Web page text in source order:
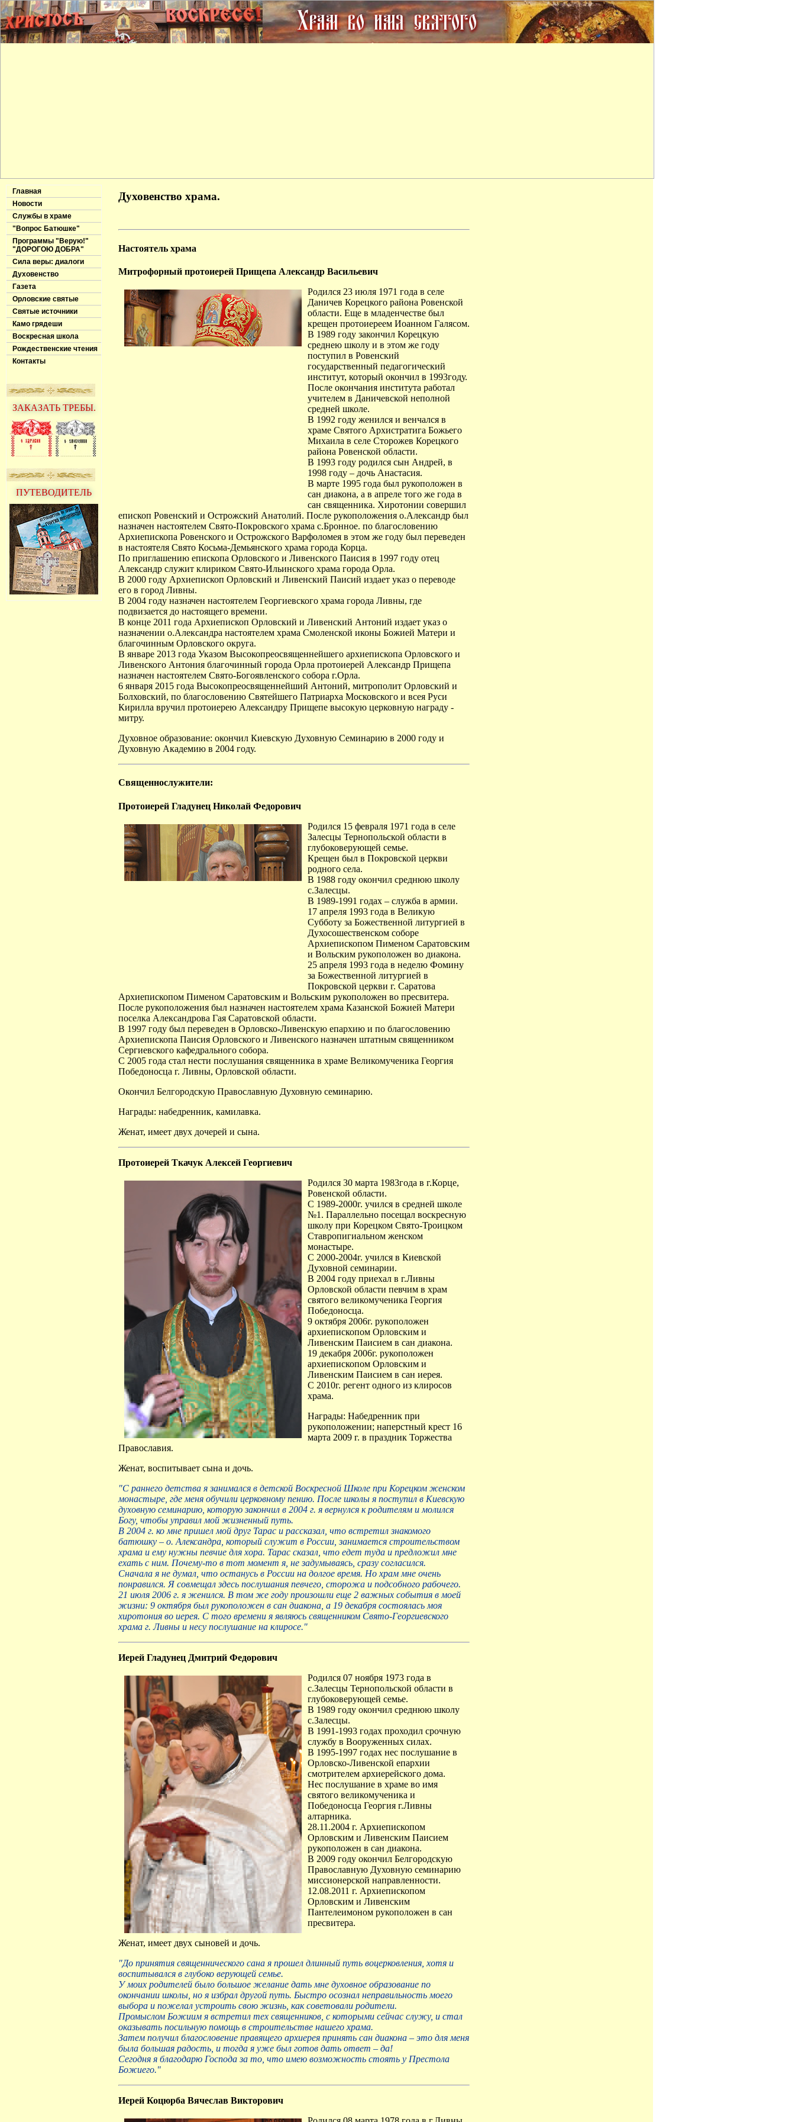
Главная
Новости
Службы в храме
"Вопрос Батюшке"
Программы "Верую!"
"ДОРОГОЮ ДОБРА"
Сила веры: диалоги
Духовенство
Газета
Орловские святые
Святые источники
Камо грядеши
Воскресная школа
Рождественские чтения
Контакты
ЗАКАЗАТЬ ТРЕБЫ.
ПУТЕВОДИТЕЛЬ
Духовенство храма.
Настоятель храма
Митрофорный протоиерей Прищепа Александр Васильевич
Родился 23 июля 1971 года в селе
Даничев Корецкого района Ровенской
области. Еще в младенчестве был
крещен протоиереем Иоанном Галясом.
В 1989 году закончил Корецкую
среднею школу и в этом же году
поступил в Ровенский
государственный педагогический
институт, который окончил в 1993году.
После окончания института работал
учителем в Даничевской неполной
средней школе.
В 1992 году женился и венчался в
храме Святого Архистратига Божьего
Михаила в селе Сторожев Корецкого
района Ровенской области.
В 1993 году родился сын Андрей, в
1998 году – дочь Анастасия.
В марте 1995 года был рукоположен в
сан диакона, а в апреле того же года в
сан священника. Хиротонии совершил
епископ Ровенский и Острожский Анатолий. После рукоположения о.Александр был
назначен настоятелем Свято-Покровского храма с.Бронное. по благословению
Архиепископа Ровенского и Острожского Варфоломея в этом же году был переведен
в настоятеля Свято Косьма-Демьянского храма города Корца.
По приглашению епископа Орловского и Ливенского Паисия в 1997 году отец
Александр служит клириком Свято-Ильинского храма города Орла.
В 2000 году Архиепископ Орловский и Ливенский Паисий издает указ о переводе
его в город Ливны.
В 2004 году назначен настоятелем Георгиевского храма города Ливны, где
подвизается до настоящего времени.
В конце 2011 года Архиепископ Орловский и Ливенский Антоний издает указ о
назначении о.Александра настоятелем храма Смоленской иконы Божией Матери и
благочинным Орловского округа.
В январе 2013 года Указом Высокопреосвященнейшего архиепископа Орловского и
Ливенского Антония благочинный города Орла протоиерей Александр Прищепа
назначен настоятелем Свято-Богоявленского собора г.Орла.
6 января 2015 года Высокопреосвященнейший Антоний, митрополит Орловский и
Болховский, по благословению Святейшего Патриарха Московского и всея Руси
Кирилла вручил протоиерею Александру Прищепе высокую церковную награду -
митру.
Духовное образование: окончил Киевскую Духовную Семинарию в 2000 году и
Духовную Академию в 2004 году.
Священнослужители:
Протоиерей Гладунец Николай Федорович
Родился 15 февраля 1971 года в селе
Залесцы Тернопольской области в
глубоковерующей семье.
Крещен был в Покровской церкви
родного села.
В 1988 году окончил среднюю школу
с.Залесцы.
В 1989-1991 годах – служба в армии.
17 апреля 1993 года в Великую
Субботу за Божественной литургией в
Духосошественском соборе
Архиепископом Пименом Саратовским
и Вольским рукоположен во диакона.
25 апреля 1993 года в неделю Фомину
за Божественной литургией в
Покровской церкви г. Саратова
Архиепископом Пименом Саратовским и Вольским рукоположен во пресвитера.
После рукоположения был назначен настоятелем храма Казанской Божией Матери
поселка Александрова Гая Саратовской области.
В 1997 году был переведен в Орловско-Ливенскую епархию и по благословению
Архиепископа Паисия Орловского и Ливенского назначен штатным священником
Сергиевского кафедрального собора.
С 2005 года стал нести послушания священника в храме Великомученика Георгия
Победоносца г. Ливны, Орловской области.
Окончил Белгородскую Православную Духовную семинарию.
Награды: набедренник, камилавка.
Женат, имеет двух дочерей и сына.
Протоиерей Ткачук Алексей Георгиевич
Родился 30 марта 1983года в г.Корце,
Ровенской области.
С 1989-2000г. учился в средней школе
№1. Параллельно посещал воскресную
школу при Корецком Свято-Троицком
Ставропигиальном женском
монастыре.
С 2000-2004г. учился в Киевской
Духовной семинарии.
В 2004 году приехал в г.Ливны
Орловской области певчим в храм
святого великомученика Георгия
Победоносца.
9 октября 2006г. рукоположен
архиепископом Орловским и
Ливенским Паисием в сан диакона.
19 декабря 2006г. рукоположен
архиепископом Орловским и
Ливенским Паисием в сан иерея.
С 2010г. регент одного из клиросов
храма.
Награды: Набедренник при
рукоположении; наперстный крест 16
марта 2009 г. в праздник Торжества
Православия.
Женат, воспитывает сына и дочь.
"С раннего детства я занимался в детской Воскресной Школе при Корецком женском
монастыре, где меня обучили церковному пению. После школы я поступил в Киевскую
духовную семинарию, которую закончил в 2004 г. я вернулся к родителям и молился
Богу, чтобы управил мой жизненный путь.
В 2004 г. ко мне пришел мой друг Тарас и рассказал, что встретил знакомого
батюшку – о. Александра, который служит в России, занимается строительством
храма и ему нужны певчие для хора. Тарас сказал, что едет туда и предложил мне
ехать с ним. Почему-то в тот момент я, не задумываясь, сразу согласился.
Сначала я не думал, что останусь в России на долгое время. Но храм мне очень
понравился. Я совмещал здесь послушания певчего, сторожа и подсобного рабочего.
21 июля 2006 г. я женился. В том же году произошли еще 2 важных события в моей
жизни: 9 октября был рукоположен в сан диакона, а 19 декабря состоялась моя
хиротония во иерея. С того времени я являюсь священником Свято-Георгиевского
храма г. Ливны и несу послушание на клиросе."
Иерей Гладунец Дмитрий Федорович
Родился 07 ноября 1973 года в
с.Залесцы Тернопольской области в
глубоковерующей семье.
В 1989 году окончил среднюю школу
с.Залесцы.
В 1991-1993 годах проходил срочную
службу в Вооруженных силах.
В 1995-1997 годах нес послушание в
Орловско-Ливенской епархии
смотрителем архиерейского дома.
Нес послушание в храме во имя
святого великомученика и
Победоносца Георгия г.Ливны
алтарника.
28.11.2004 г. Архиепископом
Орловским и Ливенским Паисием
рукоположен в сан диакона.
В 2009 году окончил Белгородскую
Православную Духовную семинарию
миссионерской направленности.
12.08.2011 г. Архиепископом
Орловским и Ливенским
Пантелеимоном рукоположен в сан
пресвитера.
Женат, имеет двух сыновей и дочь.
"До принятия священнического сана я прошел длинный путь воцерковления, хотя и
воспитывался в глубоко верующей семье.
У моих родителей было большое желание дать мне духовное образование по
окончании школы, но я избрал другой путь. Быстро осознал неправильность моего
выбора и пожелал устроить свою жизнь, как советовали родители.
Промыслом Божиим я встретил тех священников, с которыми сейчас служу, и стал
оказывать посильную помощь в строительстве нашего храма.
Затем получил благословение правящего архиерея принять сан диакона – это для меня
была большая радость, и тогда я уже был готов дать ответ – да!
Сегодня я благодарю Господа за то, что имею возможность стоять у Престола
Божиего."
Иерей Коцюрба Вячеслав Викторович